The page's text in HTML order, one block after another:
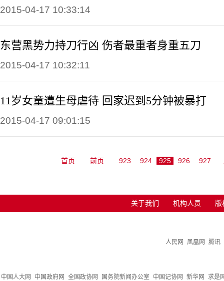
2015-04-17 10:33:14
东营黑势力持刀行凶 伤者最重者身重五刀
2015-04-17 10:32:11
11岁女童遭生母虐待 回家迟到5分钟被暴打
2015-04-17 09:01:15
首页 前页 923 924 925 926 927
关于我们 机构人员 版
人民网 凤凰网 腾讯
中国人大网 中国政府网 全国政协网 国务院新闻办公室 中国记协网 新华网
求是